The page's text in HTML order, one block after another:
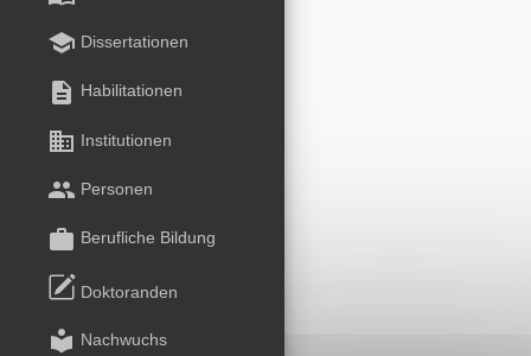
school Dissertationen
description Habilitationen
business Institutionen
group Personen
work Berufliche Bildung
Doktoranden
local_library Nachwuchs